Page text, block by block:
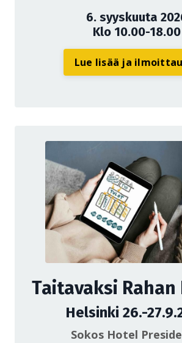
6. syyskuuta
Klo 10.00-18.00
Lue lisää ja
Taitavaksi Rahan
Helsinki 26.-
Sokos Hotel